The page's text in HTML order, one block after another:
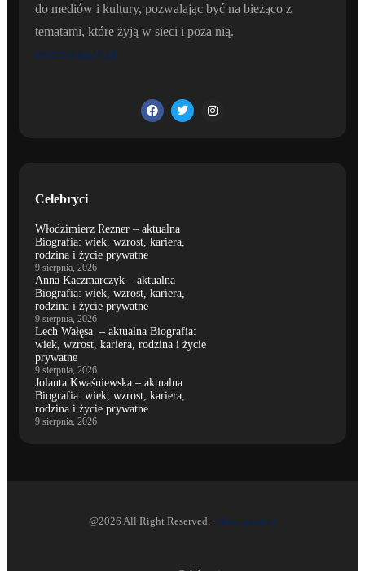
do mediów i kultury, pozwalając być na bieżąco z
tematami, które żyją w sieci i poza nią.
erozrywka24.pl
Celebryci
Włodzimierz Rezner – aktualna
Biografia: wiek, wzrost, kariera,
rodzina i życie prywatne
9 sierpnia, 2026
Anna Kaczmarczyk – aktualna
Biografia: wiek, wzrost, kariera,
rodzina i życie prywatne
9 sierpnia, 2026
Lech Wałęsa – aktualna Biografia:
wiek, wzrost, kariera, rodzina i życie
prywatne
9 sierpnia, 2026
Jolanta Kwaśniewska – aktualna
Biografia: wiek, wzrost, kariera,
rodzina i życie prywatne
9 sierpnia, 2026
@2026 All Right Reserved. eKultura24.pl